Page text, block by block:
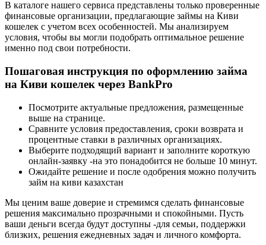
В каталоге нашего сервиса представлены только проверенные
финансовые организации, предлагающие займы на Киви
кошелек с учетом всех особенностей. Мы анализируем
условия, чтобы вы могли подобрать оптимальное решение
именно под свои потребности.
Пошаговая инструкция по оформлению займа
на Киви кошелек через BankPro
Посмотрите актуальные предложения, размещенные
выше на странице.
Сравните условия предоставления, сроки возврата и
процентные ставки в различных организациях.
Выберите подходящий вариант и заполните короткую
онлайн-заявку -на это понадобится не больше 10 минут.
Ожидайте решение и после одобрения можно получить
займ на киви казахстан
Мы ценим ваше доверие и стремимся сделать финансовые
решения максимально прозрачными и спокойными. Пусть
ваши деньги всегда будут доступны -для семьи, поддержки
близких, решения ежедневных задач и личного комфорта.